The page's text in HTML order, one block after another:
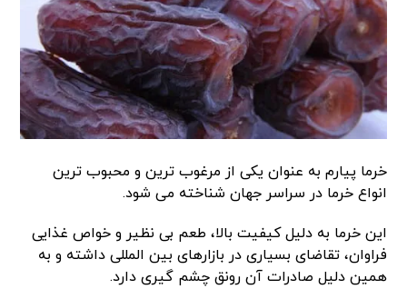
خرما پیارم به عنوان یکی از مرغوب ترین و محبوب ترین
انواع خرما در سراسر جهان شناخته می شود.
این خرما به دلیل کیفیت بالا، طعم بی نظیر و خواص غذایی
فراوان، تقاضای بسیاری در بازارهای بین المللی داشته و به
همین دلیل صادرات آن رونق چشم گیری دارد.